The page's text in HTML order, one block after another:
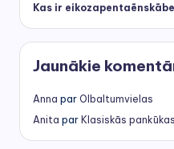
Kas ir
Jaunākie
Anna par Olbaltumvielas
Anita par Klasiskās pankūkas